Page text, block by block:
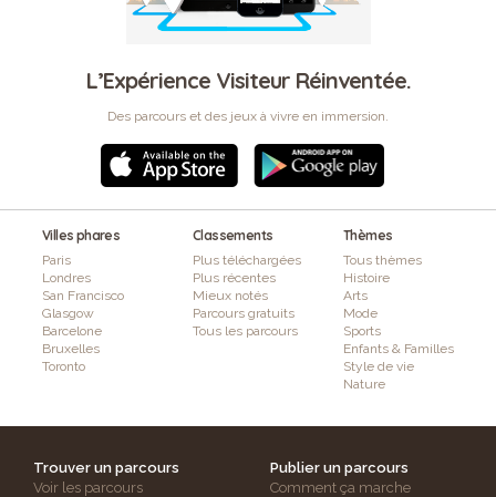
L’Expérience Visiteur Réinventée.
Des parcours et des jeux à vivre en immersion.
Villes phares
Paris
Londres
San Francisco
Glasgow
Barcelone
Bruxelles
Toronto
Classements
Plus téléchargées
Plus récentes
Mieux notés
Parcours gratuits
Tous les parcours
Thèmes
Tous thèmes
Histoire
Arts
Mode
Sports
Enfants & Familles
Style de vie
Nature
Trouver un parcours
Voir les parcours
Publier un parcours
Comment ça marche